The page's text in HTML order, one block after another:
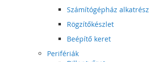
Számítógépház alkatrész
Rögzítőkészlet
Beépítő keret
Perifériák